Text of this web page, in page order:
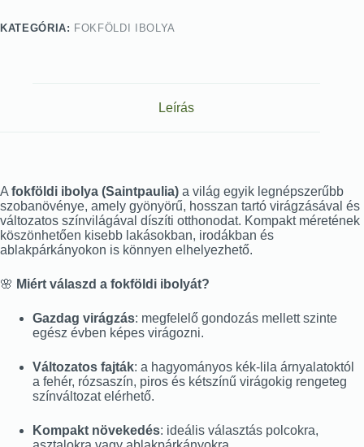
KATEGÓRIA: FOKFÖLDI IBOLYA
Leírás
A fokföldi ibolya (Saintpaulia) a világ egyik legnépszerűbb
szobanövénye, amely gyönyörű, hosszan tartó virágzásával és
változatos színvilágával díszíti otthonodat. Kompakt méretének
köszönhetően kisebb lakásokban, irodákban és
ablakpárkányokon is könnyen elhelyezhető.
🌸 Miért válaszd a fokföldi ibolyát?
Gazdag virágzás: megfelelő gondozás mellett szinte
egész évben képes virágozni.
Változatos fajták: a hagyományos kék-lila árnyalatoktól
a fehér, rózsaszín, piros és kétszínű virágokig rengeteg
színváltozat elérhető.
Kompakt növekedés: ideális választás polcokra,